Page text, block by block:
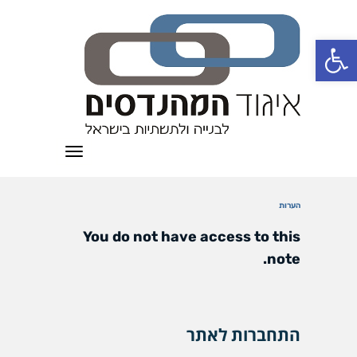
פתח סרגל נגישות
תפריט
הערות
You do not have access to this
note.
התחברות לאתר